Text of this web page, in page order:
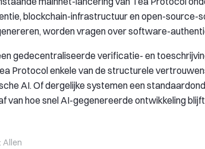
blockchain-infrastructuur en open-
worden vragen over software-
gedecentraliseerde verificatie- en
Protocol enkele van de structurele
AI. Of dergelijke systemen een
van hoe snel AI-gegenereerde ontwikkeling
Allen